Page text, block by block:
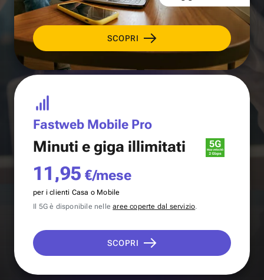
SCOPRI
Fastweb Mobile Pro
Minuti e giga illimitati
11,95 €/mese
per i clienti Casa o Mobile
Il 5G è disponibile nellearee coperte dal servizio.
SCOPRI